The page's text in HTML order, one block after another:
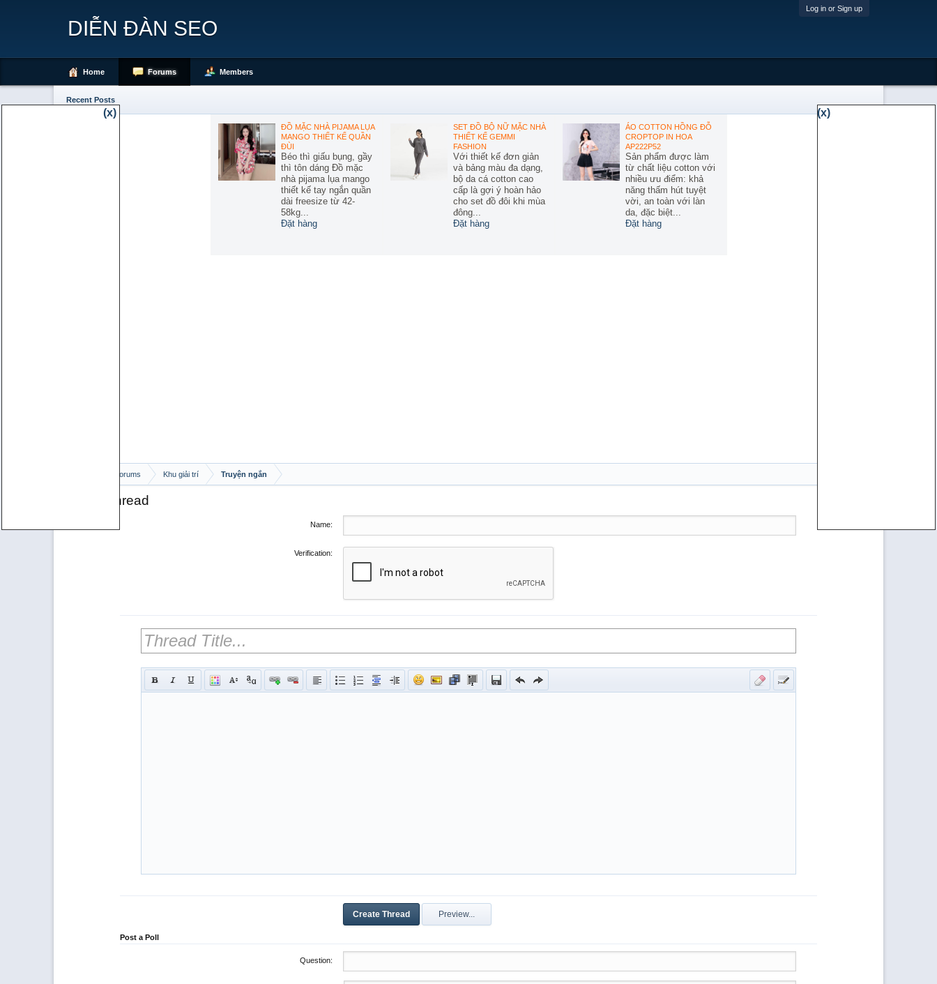
Log in or Sign up
ĐỒ MẶC NHÀ PIJAMA LỤA
MANGO THIẾT KẾ QUẦN
ĐÙI
Béo thì giấu bụng, gầy
thì tôn dáng Đồ mặc
nhà pijama lụa mango
thiết kế tay ngắn quần
dài freesize từ 42-
58kg...
Đặt hàng
SET ĐỒ BỘ NỮ MẶC NHÀ
THIẾT KẾ GEMMI
FASHION
Với thiết kế đơn giản
và bảng màu đa dạng,
bộ da cá cotton cao
cấp là gợi ý hoàn hảo
cho set đồ đôi khi mùa
đông...
Đặt hàng
ÁO COTTON HỒNG ĐỖ
CROPTOP IN HOA
AP222P52
Sản phẩm được làm
từ chất liệu cotton với
nhiều ưu điểm: khả
năng thấm hút tuyệt
vời, an toàn với làn
da, đặc biệt...
Đặt hàng
Forums Khu giải trí Truyện ngắn
Create Thread
Name:
Verification:
Post a Poll
Question:
DIỄN ĐÀN SEO
Home Forums
Recent Posts
Members
(x) (x)